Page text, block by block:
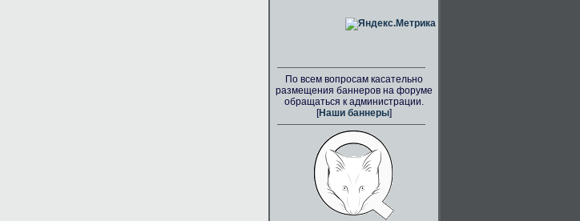
По всем вопросам касательно
размещения баннеров на форуме
обращаться к администрации.
[Наши баннеры]